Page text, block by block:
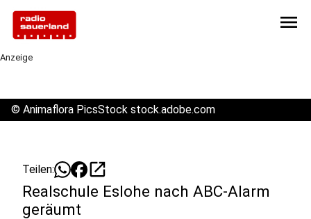
menu
Anzeige
© Animaflora PicsStock stock.adobe.com
Teilen: open_in_new
Realschule Eslohe nach ABC-Alarm
geräumt